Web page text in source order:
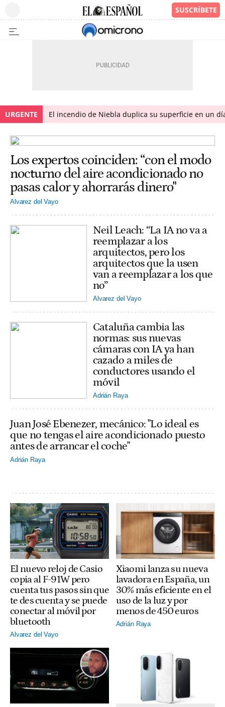
URGENTE El incendio de Niebla duplica su superficie en un
Los expertos coinciden: “con el modo
nocturno del aire acondicionado no
pasas calor y ahorrarás dinero"
Alvarez del Vayo
Neil Leach: “La IA no va a
reemplazar a los
arquitectos, pero los
arquitectos que la usen
van a reemplazar a los que
no”
Alvarez del Vayo
Cataluña cambia las
normas: sus nuevas
cámaras con IA ya han
cazado a miles de
conductores usando el
móvil
Adrián Raya
Juan José Ebenezer, mecánico: "Lo ideal es
que no tengas el aire acondicionado puesto
antes de arrancar el coche"
Adrián Raya
El nuevo reloj de Casio
copia al F-91W pero
cuenta tus pasos sin que
te des cuenta y se puede
conectar al móvil por
bluetooth
Alvarez del Vayo
Xiaomi lanza su nueva
lavadora en España, un
30% más eficiente en el
uso de la luz y por
menos de 450 euros
Adrián Raya